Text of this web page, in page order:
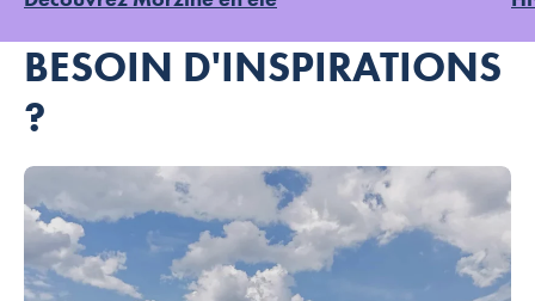
BESOIN D'INSPIRATIONS
?